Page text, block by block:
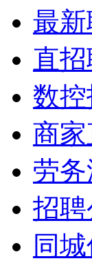
最
直
数
商
劳
招
同